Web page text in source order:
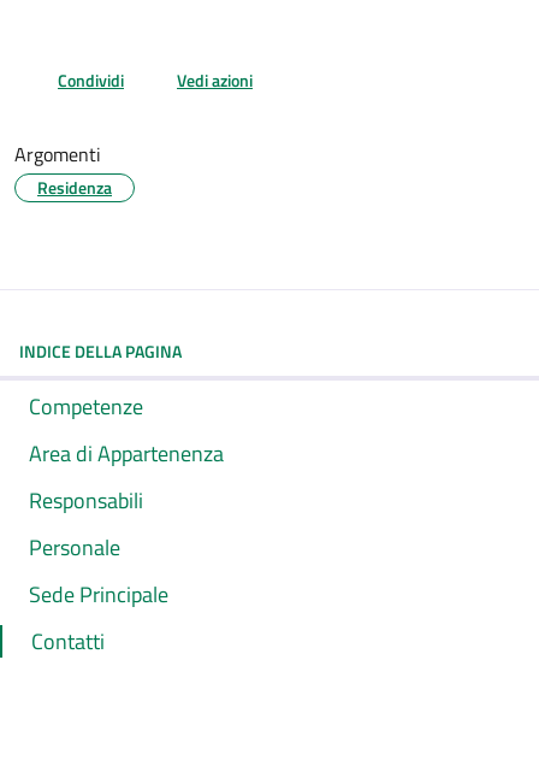
Condividi Vedi azioni
Argomenti
Residenza
INDICE DELLA PAGINA
Competenze
Area di Appartenenza
Responsabili
Personale
Sede Principale
Contatti